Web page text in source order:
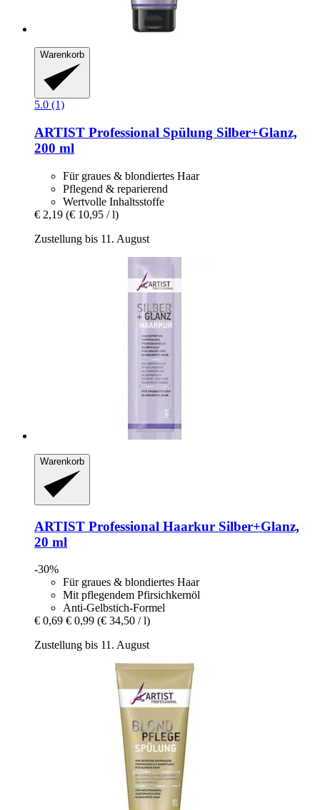
Warenkorb
5.0 (1)
ARTIST Professional Spülung Silber+Glanz,
200 ml
Für graues & blondiertes Haar
Pflegend & reparierend
Wertvolle Inhaltsstoffe
€ 2,19 (€ 10,95 / l)
Zustellung bis 11. August
Warenkorb
ARTIST Professional Haarkur Silber+Glanz,
20 ml
-30%
Für graues & blondiertes Haar
Mit pflegendem Pfirsichkernöl
Anti-Gelbstich-Formel
€ 0,69 € 0,99 (€ 34,50 / l)
Zustellung bis 11. August